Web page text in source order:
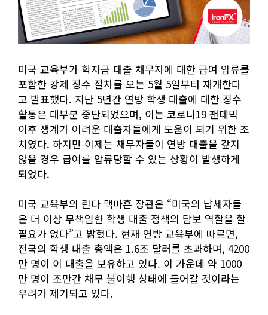
미국 교육부가 학자금 대출 채무자에 대한 급여 압류를
포함한 강제 징수 절차를 오는 5월 5일부터 재개한다
고 발표했다. 지난 5년간 연방 학생 대출에 대한 징수
활동은 대부분 중단되었으며, 이는 코로나19 팬데믹
이후 생계가 어려운 대출자들에게 도움이 되기 위한 조
치였다. 하지만 이제는 채무자들이 연방 대출을 갚지
않을 경우 급여를 압류당할 수 있는 상황이 발생하게
되었다.
미국 교육부의 린다 맥마흔 장관은 “미국의 납세자들
은 더 이상 무책임한 학생 대출 정책의 담보 역할을 할
필요가 없다”고 밝혔다. 현재 연방 교육부에 따르면,
전국의 학생 대출 총액은 1.6조 달러를 초과하며, 4200
만 명이 이 대출을 보유하고 있다. 이 가운데 약 1000
만 명이 조만간 채무 불이행 상태에 들어갈 것이라는
우려가 제기되고 있다.